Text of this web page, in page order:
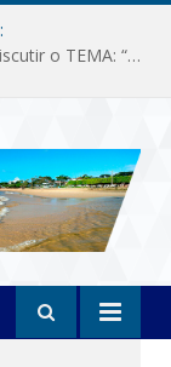
Audiência Pública que tem como objetivo discutir o TEMA: “Fornecimento de Energia Elétrica em Debate: Tarifas, Qualidade e Atendimento dos Serviços”